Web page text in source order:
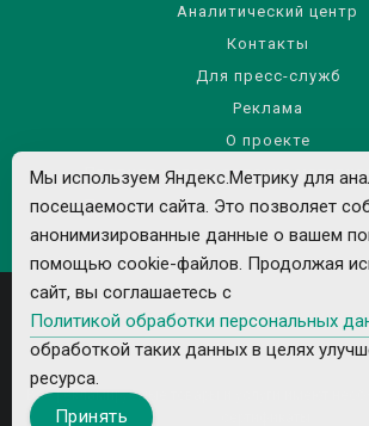
Аналитический центр
Контакты
Для пресс-служб
Реклама
О проекте
Правила использования
Политика обработки
Все рекламируемые товары и услуги имеют
Мы используем Яндекс.Метрику для
посещаемости сайта. Это позволяет
анонимизированные данные о вашем
помощью cookie-файлов. Продолжая
сайт, вы соглашаетесь с
Политикой обработки персональных
обработкой таких данных в целях
ресурса.
Принять